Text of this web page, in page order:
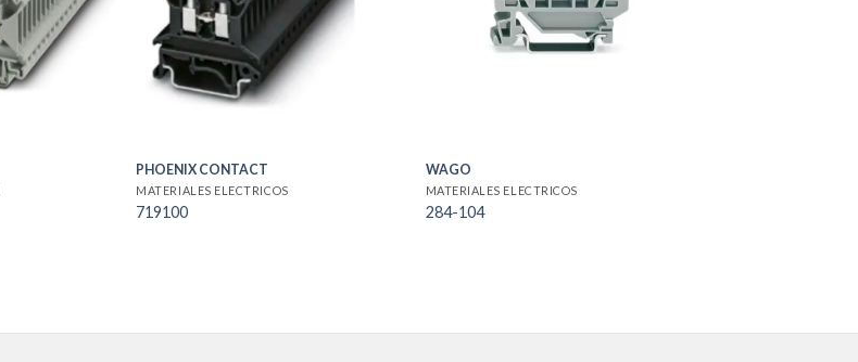
PHOENIX CONTACT
MATERIALES ELECTRICOS
719100
WAGO
MATERIALES ELECTRICOS
284-104